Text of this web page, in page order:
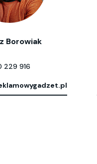
Borowiak
229 916